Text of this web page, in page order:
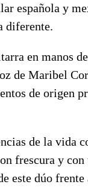
española y
diferente.
en manos
de Maribel
de origen
de la vida
frescura y
este dúo